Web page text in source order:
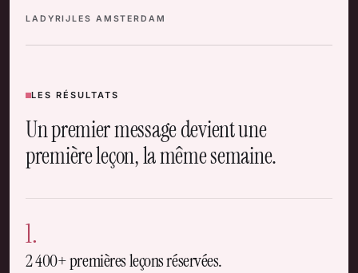
LADYRIJLES AMSTERDAM
LES RÉSULTATS
Un premier message devient une
première leçon, la même semaine.
1.
2 400+ premières leçons réservées.